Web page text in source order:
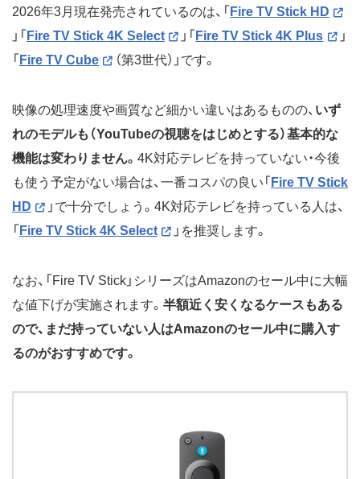
2026年3月現在発売されているのは、「 Fire TV Stick HD
」「 Fire TV Stick 4K Select 」「 Fire TV Stick 4K Plus
」
「 Fire TV Cube （第3世代）」です。
映像の処理速度や画質など細かい違いはあるものの、 いず
れのモデルも（YouTubeの視聴をはじめとする）基本的な
機能は変わりません。 4K対応テレビを持っていない・今後
も使う予定がない場合は、一番コスパの良い「 Fire TV Stick
HD
」で十分でしょう。4K対応テレビを持っている人は、
「 Fire TV Stick 4K Select 」を推奨します。
なお、「Fire TV Stick」シリーズはAmazonのセール中に大幅
な値下げが実施されます。 半額近く安くなるケースもある
ので、まだ持っていない人はAmazonのセール中に購入す
るのがおすすめです。